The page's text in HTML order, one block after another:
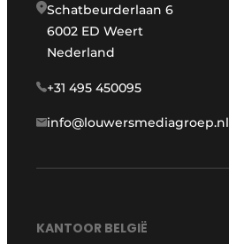
Schatbeurderlaan 6
6002 ED Weert
Nederland
+31 495 450095
info@louwersmediagroep.nl
KANTOOR BELGIË